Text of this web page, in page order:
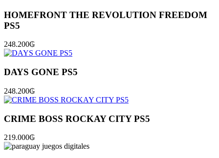
HOMEFRONT THE REVOLUTION FREEDOM
PS5
248.200₲
DAYS GONE PS5
248.200₲
CRIME BOSS ROCKAY CITY PS5
219.000₲